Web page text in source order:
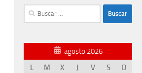
Buscar:
agosto 2026
L
M X J V S
D